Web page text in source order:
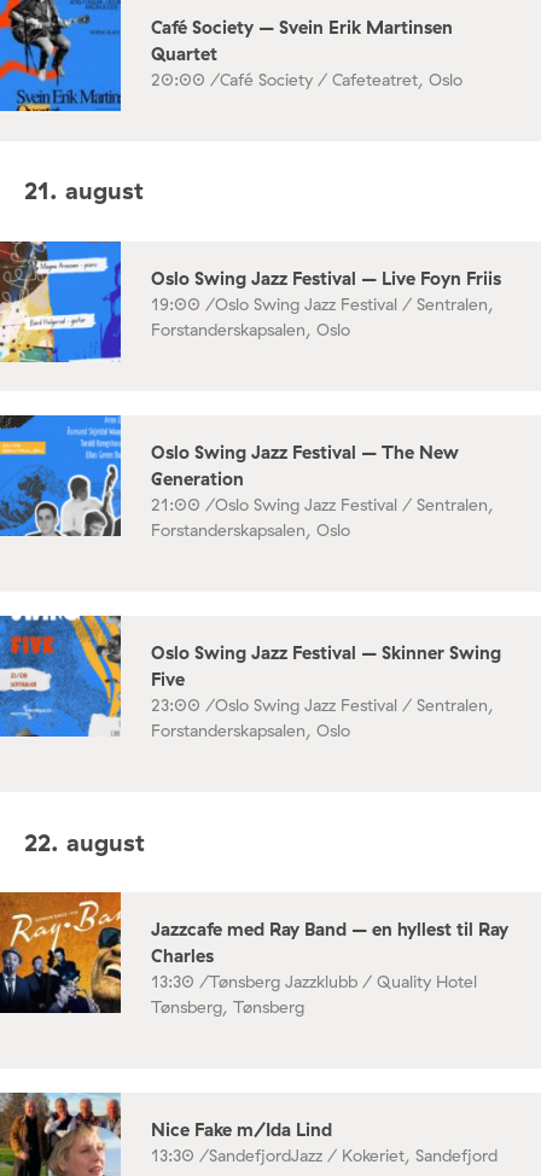
Café Society – Svein Erik Martinsen
Quartet
20:00 /Café Society / Cafeteatret, Oslo
21. august
Oslo Swing Jazz Festival – Live Foyn Friis
19:00 /Oslo Swing Jazz Festival / Sentralen,
Forstanderskapsalen, Oslo
Oslo Swing Jazz Festival – The New
Generation
21:00 /Oslo Swing Jazz Festival / Sentralen,
Forstanderskapsalen, Oslo
Oslo Swing Jazz Festival – Skinner Swing
Five
23:00 /Oslo Swing Jazz Festival / Sentralen,
Forstanderskapsalen, Oslo
22. august
Jazzcafe med Ray Band – en hyllest til Ray
Charles
13:30 /Tønsberg Jazzklubb / Quality Hotel
Tønsberg, Tønsberg
Nice Fake m/Ida Lind
13:30 /SandefjordJazz / Kokeriet, Sandefjord